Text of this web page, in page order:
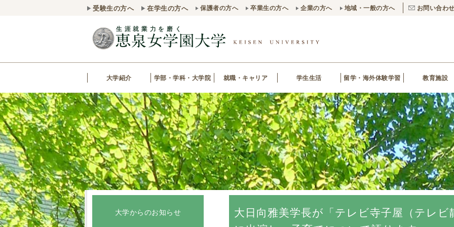
受験生の方へ 在学生の方へ 保護者の方へ 卒業生の方へ 企業の方へ 地域・一般の方へ お問い合わ
大学紹介 学部・学科・大学院 就職・キャリア 学生生活 留学・海外体験学習 教育施設
大日向雅美学長が「テレビ寺子屋（テレ
大学からのお知らせ